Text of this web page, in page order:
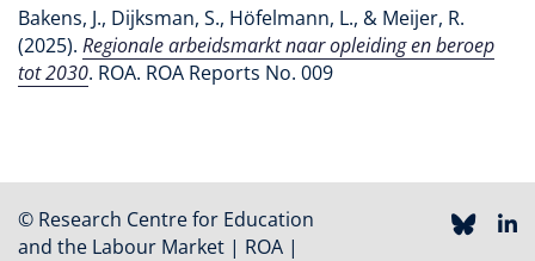
Bakens, J., Dijksman, S., Höfelmann, L., & Meijer, R.
(2025). Regionale arbeidsmarkt naar opleiding en beroep
tot 2030. ROA. ROA Reports No. 009
© Research Centre for Education
and the Labour Market | ROA |